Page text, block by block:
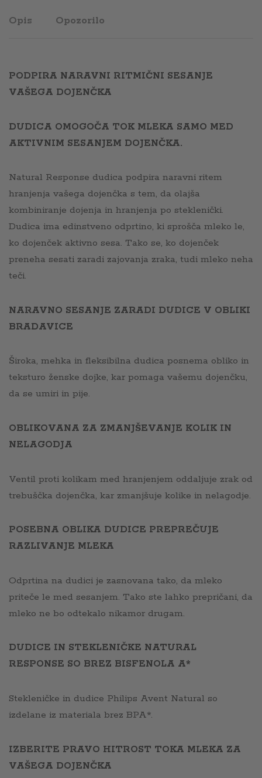
Opis Opozorilo
PODPIRA NARAVNI RITMIČNI SESANJE
VAŠEGA DOJENČKA
DUDICA OMOGOČA TOK MLEKA SAMO MED
AKTIVNIM SESANJEM DOJENČKA.
Natural Response dudica podpira naravni ritem
hranjenja vašega dojenčka s tem, da olajša
kombiniranje dojenja in hranjenja po steklenički.
Dudica ima edinstveno odprtino, ki sprošča mleko le,
ko dojenček aktivno sesa. Tako se, ko dojenček
preneha sesati zaradi zajovanja zraka, tudi mleko neha
teči.
NARAVNO SESANJE ZARADI DUDICE V OBLIKI
BRADAVICE
Široka, mehka in fleksibilna dudica posnema obliko in
teksturo ženske dojke, kar pomaga vašemu dojenčku,
da se umiri in pije.
OBLIKOVANA ZA ZMANJŠEVANJE KOLIK IN
NELAGODJA
Ventil proti kolikam med hranjenjem oddaljuje zrak od
trebuščka dojenčka, kar zmanjšuje kolike in nelagodje.
POSEBNA OBLIKA DUDICE PREPREČUJE
RAZLIVANJE MLEKA
Odprtina na dudici je zasnovana tako, da mleko
priteče le med sesanjem. Tako ste lahko prepričani, da
mleko ne bo odtekalo nikamor drugam.
DUDICE IN STEKLENIČKE NATURAL
RESPONSE SO BREZ BISFENOLA A*
Stekleničke in dudice Philips Avent Natural so
izdelane iz materiala brez BPA*.
IZBERITE PRAVO HITROST TOKA MLEKA ZA
VAŠEGA DOJENČKA